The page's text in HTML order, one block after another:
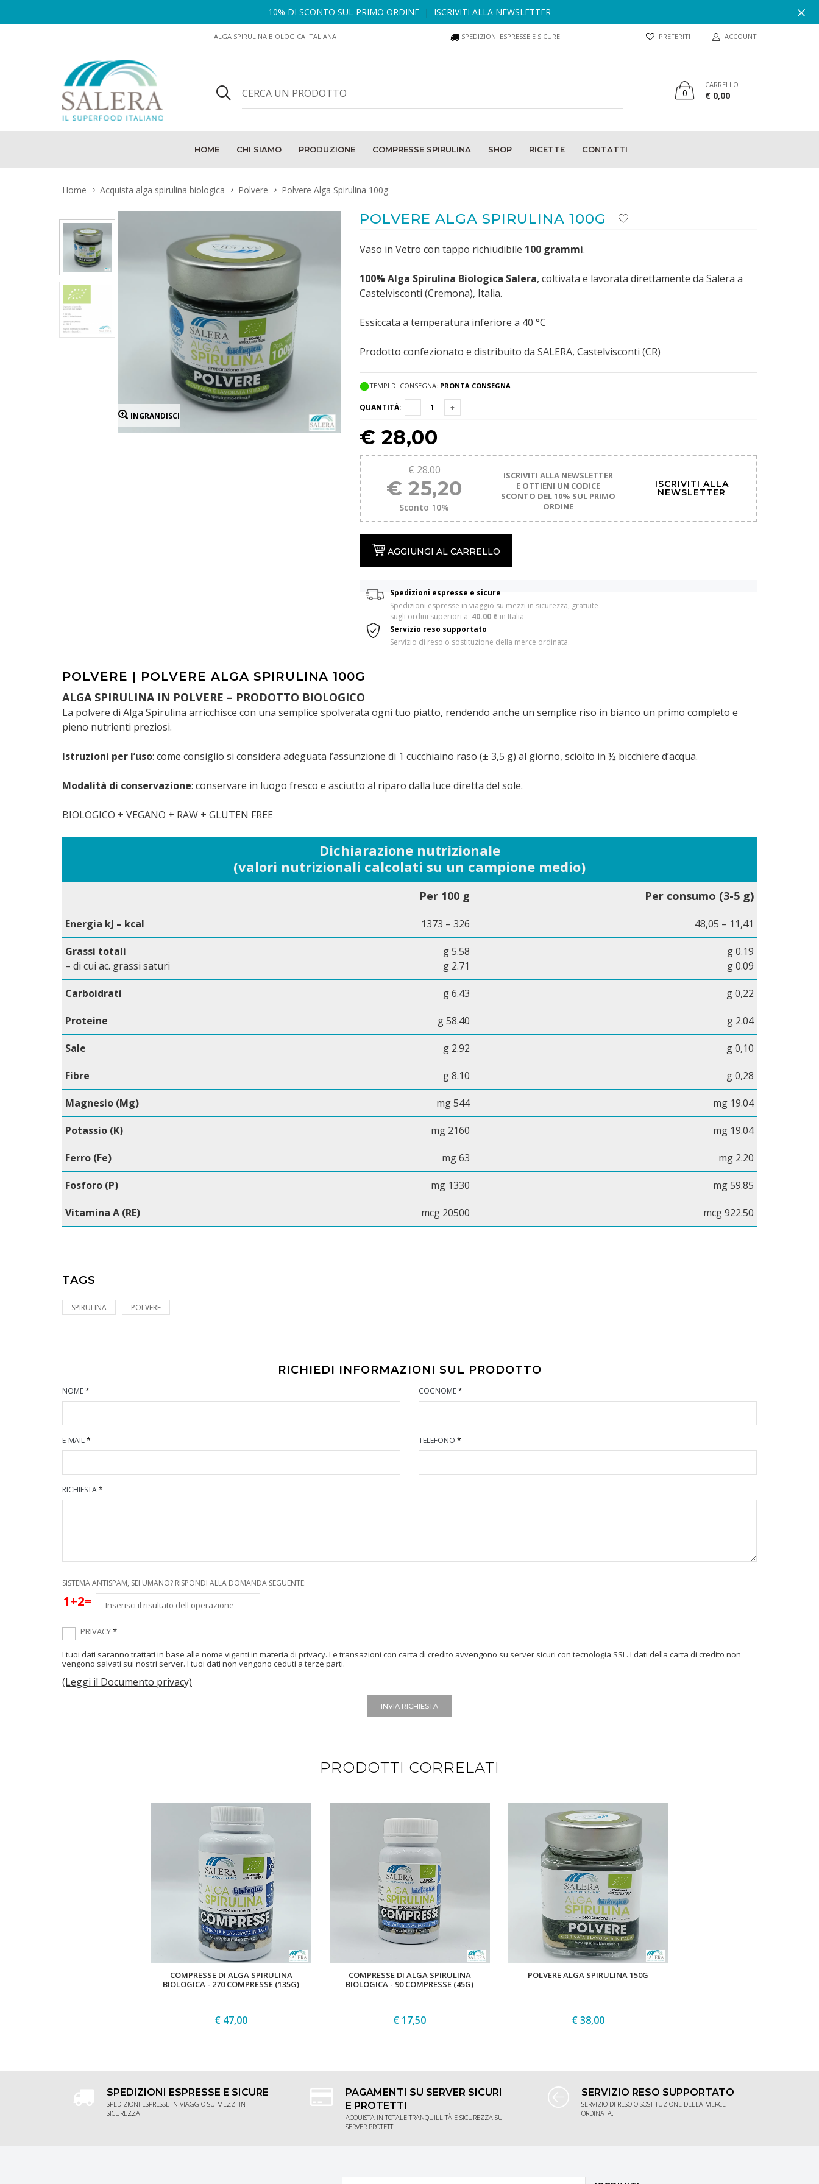
10% DI SCONTO SUL PRIMO ORDINE | ISCRIVITI ALLA NEWSLETTER
ALGA SPIRULINA BIOLOGICA ITALIANA SPEDIZIONI ESPRESSE E SICURE PREFERITI ACCOUNT
0
CARRELLO
€ 0,00
HOME CHI SIAMO PRODUZIONE COMPRESSE SPIRULINA SHOP RICETTE CONTATTI
Home Acquista alga spirulina biologica Polvere Polvere Alga Spirulina 100g
INGRANDISCI
POLVERE ALGA SPIRULINA 100G
Vaso in Vetro con tappo richiudibile 100 grammi.
100% Alga Spirulina Biologica Salera, coltivata e lavorata direttamente da Salera a
Castelvisconti (Cremona), Italia.
Essiccata a temperatura inferiore a 40 °C
Prodotto confezionato e distribuito da SALERA, Castelvisconti (CR)
TEMPI DI CONSEGNA: PRONTA CONSEGNA
QUANTITÀ:
€ 28,00
€ 28.00
€ 25,20
Sconto 10%
ISCRIVITI ALLA NEWSLETTER
E OTTIENI UN CODICE
SCONTO DEL 10% SUL PRIMO
ORDINE
ISCRIVITI ALLA
NEWSLETTER
AGGIUNGI AL CARRELLO
Spedizioni espresse e sicure
Spedizioni espresse in viaggio su mezzi in sicurezza, gratuite
sugli ordini superiori a 40.00 € in Italia
Servizio reso supportato
Servizio di reso o sostituzione della merce ordinata.
POLVERE | POLVERE ALGA SPIRULINA 100G
ALGA SPIRULINA IN POLVERE – PRODOTTO BIOLOGICO
La polvere di Alga Spirulina arricchisce con una semplice spolverata ogni tuo piatto, rendendo anche un semplice riso in bianco un primo completo e
pieno nutrienti preziosi.
Istruzioni per l’uso: come consiglio si considera adeguata l’assunzione di 1 cucchiaino raso (± 3,5 g) al giorno, sciolto in ½ bicchiere d’acqua.
Modalità di conservazione: conservare in luogo fresco e asciutto al riparo dalla luce diretta del sole.
BIOLOGICO + VEGANO + RAW + GLUTEN FREE
Dichiarazione nutrizionale
(valori nutrizionali calcolati su un campione medio)
Per 100 g Per consumo (3-5 g)
Energia kJ – kcal 1373 – 326 48,05 – 11,41
Grassi totali
– di cui ac. grassi saturi
g 5.58
g 2.71
g 0.19
g 0.09
Carboidrati g 6.43 g 0,22
Proteine g 58.40 g 2.04
Sale g 2.92 g 0,10
Fibre g 8.10 g 0,28
Magnesio (Mg) mg 544 mg 19.04
Potassio (K) mg 2160 mg 19.04
Ferro (Fe) mg 63 mg 2.20
Fosforo (P) mg 1330 mg 59.85
Vitamina A (RE) mcg 20500 mcg 922.50
TAGS
SPIRULINA POLVERE
RICHIEDI INFORMAZIONI SUL PRODOTTO
NOME* COGNOME*
E-MAIL* TELEFONO *
RICHIESTA*
SISTEMA ANTISPAM, SEI UMANO? RISPONDI ALLA DOMANDA SEGUENTE:
1+2=
PRIVACY*
I tuoi dati saranno trattati in base alle nome vigenti in materia di privacy. Le transazioni con carta di credito avvengono su server sicuri con tecnologia SSL. I dati della carta di credito non
vengono salvati sui nostri server. I tuoi dati non vengono ceduti a terze parti.
(Leggi il Documento privacy)
INVIA RICHIESTA
PRODOTTI CORRELATI
COMPRESSE DI ALGA SPIRULINA
BIOLOGICA - 270 COMPRESSE (135G)
€ 47,00
COMPRESSE DI ALGA SPIRULINA
BIOLOGICA - 90 COMPRESSE (45G)
€ 17,50
POLVERE ALGA SPIRULINA 150G
€ 38,00
SPEDIZIONI ESPRESSE E SICURE
SPEDIZIONI ESPRESSE IN VIAGGIO SU MEZZI IN
SICUREZZA
PAGAMENTI SU SERVER SICURI
E PROTETTI
ACQUISTA IN TOTALE TRANQUILLITÀ E SICUREZZA SU
SERVER PROTETTI
SERVIZIO RESO SUPPORTATO
SERVIZIO DI RESO O SOSTITUZIONE DELLA MERCE
ORDINATA.